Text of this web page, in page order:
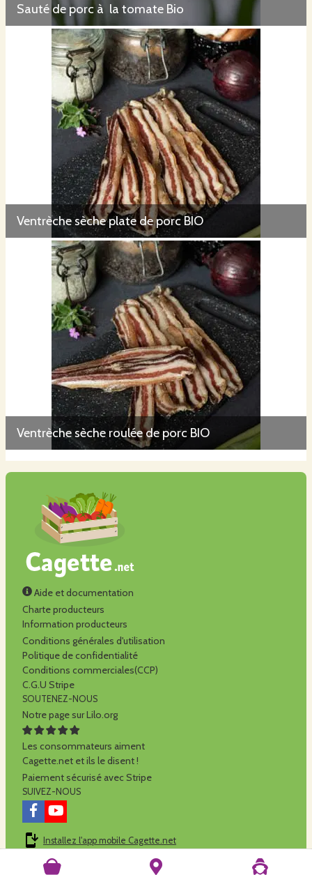
Sauté de porc à la tomate Bio
Ventrèche sèche plate de porc BIO
Ventrèche sèche roulée de porc BIO
Aide et documentation
Charte producteurs
Information producteurs
Conditions générales d'utilisation
Politique de confidentialité
Conditions commerciales(CCP)
C.G.U Stripe
SOUTENEZ-NOUS
Notre page sur Lilo.org
Les consommateurs aiment
Cagette.net et ils le disent !
Paiement sécurisé avec Stripe
SUIVEZ-NOUS
Installez l'app mobile Cagette.net
Cagette.net est réalisé par la SCOP Alilo